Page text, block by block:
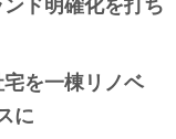
を一棟リノベ
に